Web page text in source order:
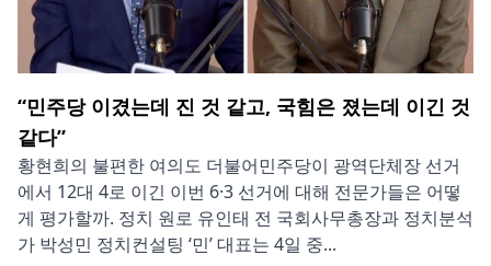
“민주당 이겼는데 진 것 같고, 국힘은 졌는데 이긴 것
같다”
황현희의 불편한 여의도 더불어민주당이 광역단체장 선거
에서 12대 4로 이긴 이번 6·3 선거에 대해 전문가들은 어떻
게 평가할까. 정치 원로 유인태 전 국회사무총장과 정치분석
가 박성민 정치컨설팅 ‘민’ 대표는 4일 중...